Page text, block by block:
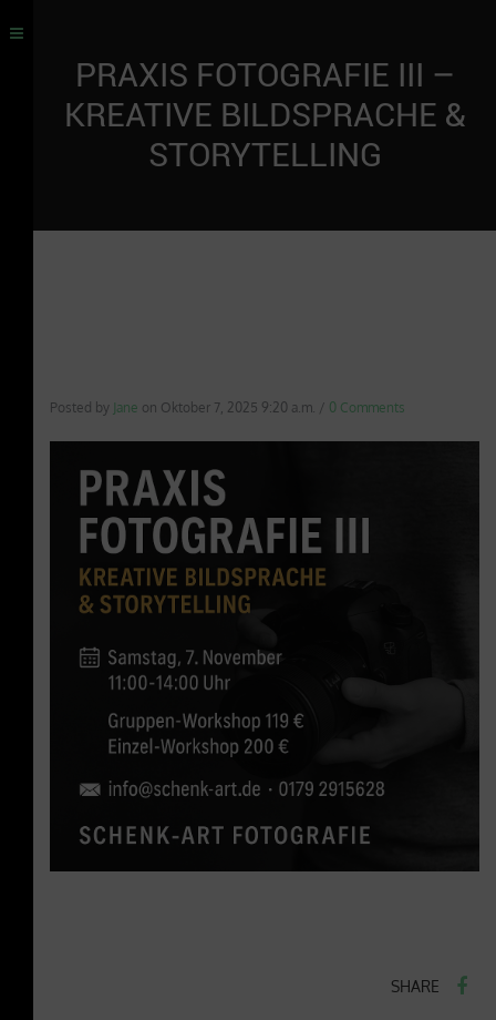
PRAXIS FOTOGRAFIE III –
KREATIVE BILDSPRACHE &
STORYTELLING
Posted by Jane on Oktober 7, 2025 9:20 a.m. / 0 Comments
SHARE